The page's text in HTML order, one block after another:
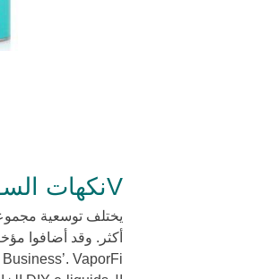
Vنكهات السوائل الإلكترونية من VaporFi